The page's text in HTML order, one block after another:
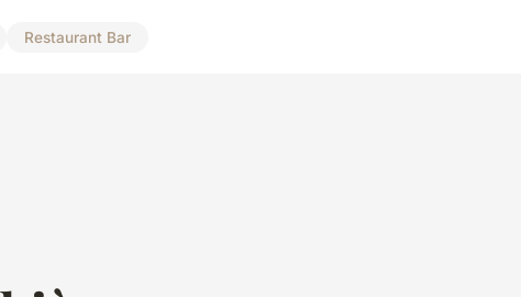
Restaurant Bar